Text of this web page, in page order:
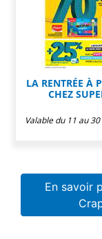
LA RENTRÉE À
CHEZ
Valable du 11 au
En savoir